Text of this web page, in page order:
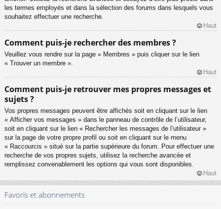
les termes employés et dans la sélection des forums dans lesquels vous
souhaitez effectuer une recherche.
Haut
Comment puis-je rechercher des membres ?
Veuillez vous rendre sur la page « Membres » puis cliquer sur le lien
« Trouver un membre ».
Haut
Comment puis-je retrouver mes propres messages et
sujets ?
Vos propres messages peuvent être affichés soit en cliquant sur le lien
« Afficher vos messages » dans le panneau de contrôle de l’utilisateur,
soit en cliquant sur le lien « Rechercher les messages de l’utilisateur »
sur la page de votre propre profil ou soit en cliquant sur le menu
« Raccourcis » situé sur la partie supérieure du forum. Pour effectuer une
recherche de vos propres sujets, utilisez la recherche avancée et
remplissez convenablement les options qui vous sont disponibles.
Haut
Favoris et abonnements